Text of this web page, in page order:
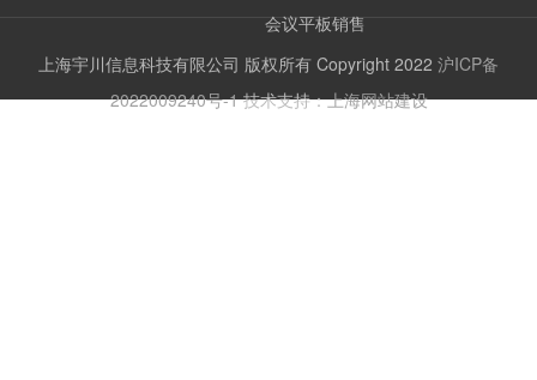
会议平板销售
上海宇川信息科技有限公司 版权所有 Copyright 2022 沪ICP备
2022009240号-1技术支持：上海网站建设